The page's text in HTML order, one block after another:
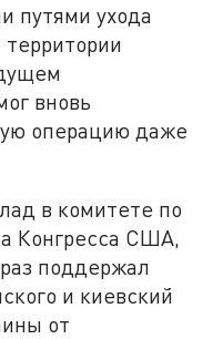
путями ухода
вновь
операцию даже
в комитете по
Конгресса США,
поддержал
и киевский
от